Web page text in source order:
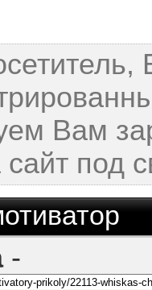
Вам
сайт под
-